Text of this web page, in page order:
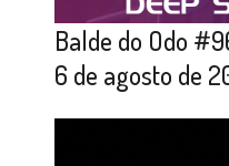
Balde do Odo
6 de agosto de